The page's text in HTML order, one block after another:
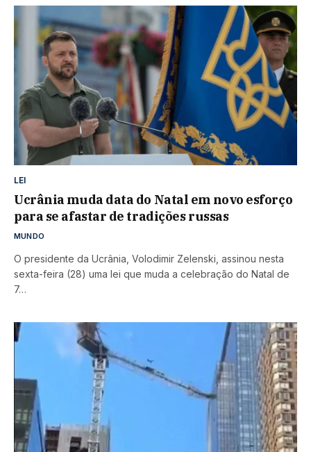
LEI
Ucrânia muda data do Natal em novo esforço
para se afastar de tradições russas
MUNDO
O presidente da Ucrânia, Volodimir Zelenski, assinou nesta
sexta-feira (28) uma lei que muda a celebração do Natal de
7…